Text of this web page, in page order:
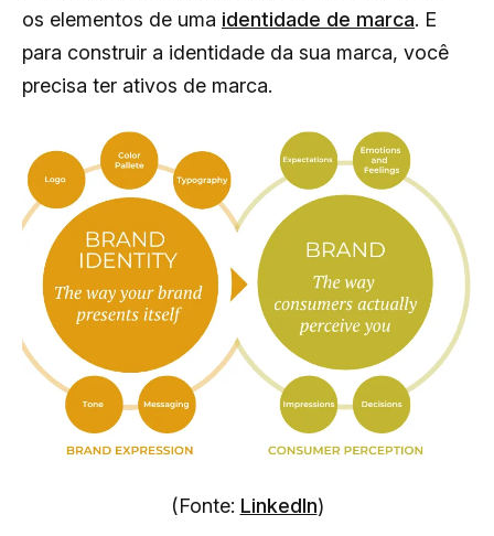
os elementos de uma identidade de marca. E
para construir a identidade da sua marca, você
precisa ter ativos de marca.
(Fonte: LinkedIn)